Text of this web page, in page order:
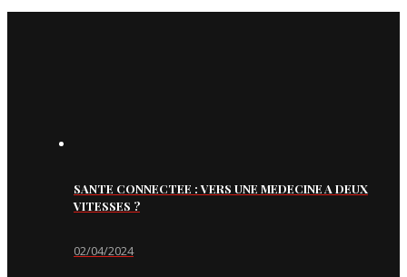
SANTE CONNECTEE : VERS UNE MEDECINE A DEUX
VITESSES ?
02/04/2024